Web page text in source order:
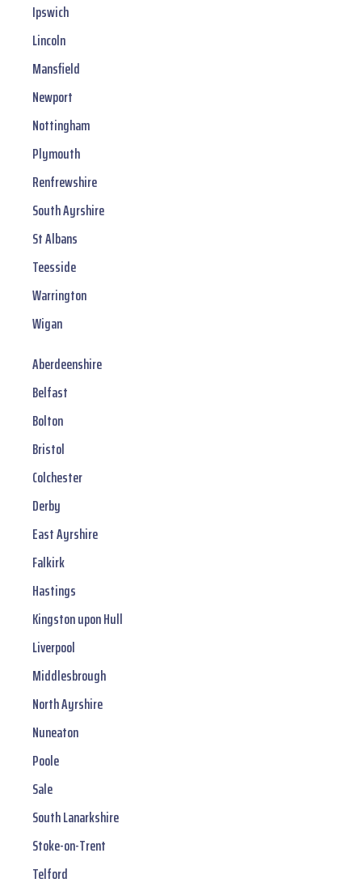
Ipswich
Lincoln
Mansfield
Newport
Nottingham
Plymouth
Renfrewshire
South Ayrshire
St Albans
Teesside
Warrington
Wigan
Aberdeenshire
Belfast
Bolton
Bristol
Colchester
Derby
East Ayrshire
Falkirk
Hastings
Kingston upon Hull
Liverpool
Middlesbrough
North Ayrshire
Nuneaton
Poole
Sale
South Lanarkshire
Stoke-on-Trent
Telford